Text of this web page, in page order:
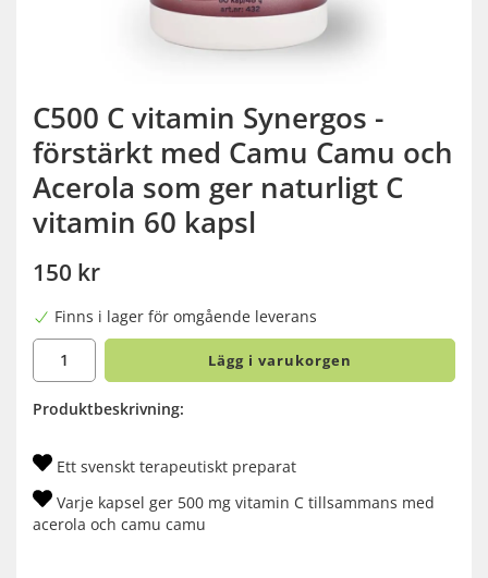
C500 C vitamin Synergos -
förstärkt med Camu Camu och
Acerola som ger naturligt C
vitamin 60 kapsl
150 kr
Finns i lager för omgående leverans
Lägg i varukorgen
Produktbeskrivning:
Ett svenskt terapeutiskt preparat
Varje kapsel ger 500 mg vitamin C tillsammans med
acerola och camu camu